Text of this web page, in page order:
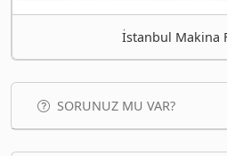
İstanbul Makina
SORUNUZ MU VAR?